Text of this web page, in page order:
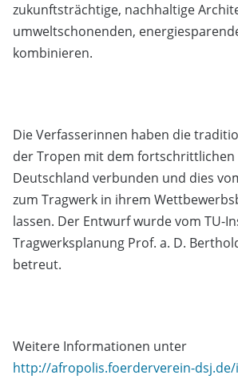
zukunftsträchtige, nachhaltige
umweltschonenden,
kombinieren.
Die Verfasserinnen haben die
der Tropen mit dem fortschrittlichen
Deutschland verbunden und dies
zum Tragwerk in ihrem
lassen. Der Entwurf wurde vom TU-
Tragwerksplanung Prof. a. D.
betreut.
Weitere Informationen unter
http://afropolis.foerderverein-